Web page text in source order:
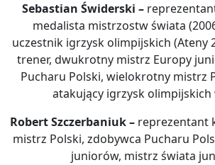
Sebastian Świderski –
medalista mistrzostw świata
uczestnik igrzysk olimpijskich (Ateny
trener, dwukrotny mistrz Europy
Pucharu Polski, wielokrotny mistrz
atakujący igrzysk olimpijskich
Robert Szczerbaniuk– reprezentant
mistrz Polski, zdobywca Pucharu
juniorów, mistrz świata